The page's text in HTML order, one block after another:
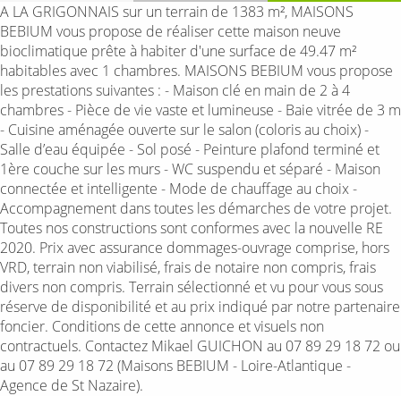
A LA GRIGONNAIS sur un terrain de 1383 m², MAISONS
BEBIUM vous propose de réaliser cette maison neuve
bioclimatique prête à habiter d'une surface de 49.47 m²
habitables avec 1 chambres. MAISONS BEBIUM vous propose
les prestations suivantes : - Maison clé en main de 2 à 4
chambres - Pièce de vie vaste et lumineuse - Baie vitrée de 3 m
- Cuisine aménagée ouverte sur le salon (coloris au choix) -
Salle d’eau équipée - Sol posé - Peinture plafond terminé et
1ère couche sur les murs - WC suspendu et séparé - Maison
connectée et intelligente - Mode de chauffage au choix -
Accompagnement dans toutes les démarches de votre projet.
Toutes nos constructions sont conformes avec la nouvelle RE
2020. Prix avec assurance dommages-ouvrage comprise, hors
VRD, terrain non viabilisé, frais de notaire non compris, frais
divers non compris. Terrain sélectionné et vu pour vous sous
réserve de disponibilité et au prix indiqué par notre partenaire
foncier. Conditions de cette annonce et visuels non
contractuels. Contactez Mikael GUICHON au 07 89 29 18 72 ou
au 07 89 29 18 72 (Maisons BEBIUM - Loire-Atlantique -
Agence de St Nazaire).